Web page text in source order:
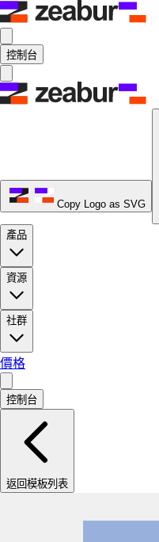
控制台
Copy Logo as SVG
產品
資源
社群
價格
控制台
返回模板列表